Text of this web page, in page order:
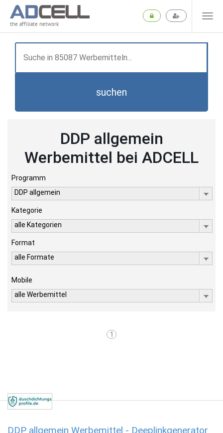
the affiliate network
suchen
DDP allgemein
Werbemittel bei ADCELL
Programm
DDP allgemein
Kategorie
alle Kategorien
Format
alle Formate
Mobile
alle Werbemittel
1
DDP allgemein Werbemittel - Deeplinkgenerator